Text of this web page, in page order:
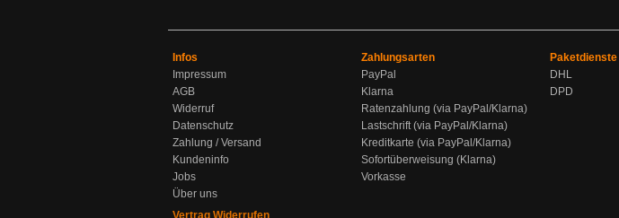
Infos
Impressum
AGB
Widerruf
Datenschutz
Zahlung / Versand
Kundeninfo
Jobs
Über uns
Vertrag Widerrufen
Zahlungsarten
PayPal
Klarna
Ratenzahlung (via PayPal/Klarna)
Lastschrift (via PayPal/Klarna)
Kreditkarte (via PayPal/Klarna)
Sofortüberweisung (Klarna)
Vorkasse
Paketdienste
DHL
DPD